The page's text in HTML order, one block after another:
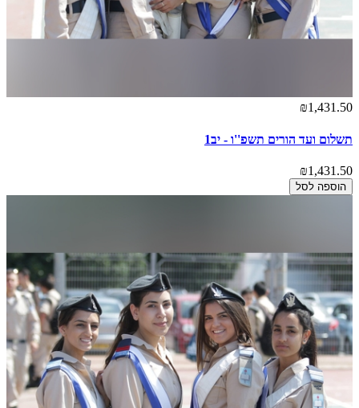
₪1,431.50
תשלום ועד הורים תשפ''ו - יב1
₪1,431.50
הוספה לסל